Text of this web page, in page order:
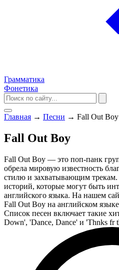
Грамматика
Фонетика
Главная → Песни → Fall Out Boy
Fall Out Boy
Fall Out Boy — это поп-панк
обрела мировую известность
стилю и захватывающим
историй, которые могут быть
английского языка. На нашем
Fall Out Boy на английском
Список песен включает такие
Down', 'Dance, Dance' и 'Thnks fr